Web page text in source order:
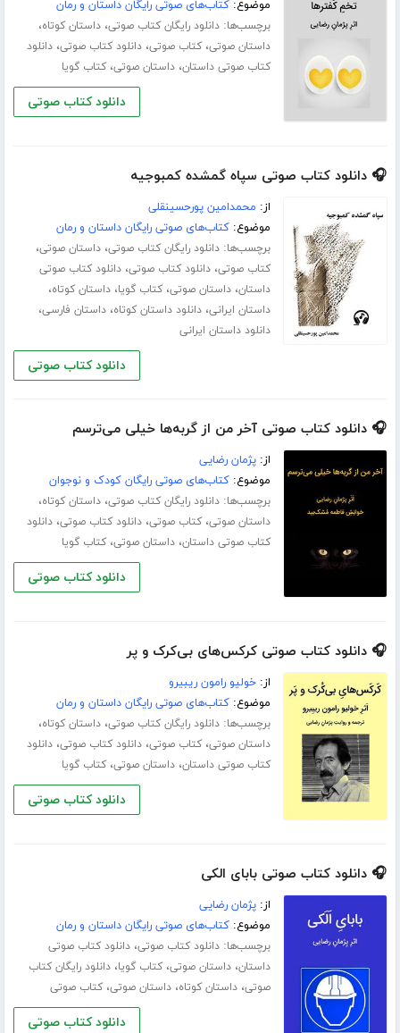
موضوع:کتاب‌های صوتی رایگان داستان و رمان
برچسب‌ها:دانلود رایگان کتاب صوتی،داستان کوتاه،
داستان صوتی،کتاب صوتی،دانلود کتاب صوتی،دانلود
کتاب صوتی داستان،داستان صوتی،کتاب گویا
دانلود کتاب صوتی
🎧 دانلود کتاب صوتی سپاه گمشده کمبوجیه
از: محمدامین پورحسینقلی
موضوع:کتاب‌های صوتی رایگان داستان و رمان
برچسب‌ها:دانلود رایگان کتاب صوتی،داستان صوتی،
کتاب صوتی،دانلود کتاب صوتی،دانلود کتاب صوتی
داستان،داستان صوتی،کتاب گویا،داستان کوتاه،
داستان ایرانی،دانلود داستان کوتاه،داستان فارسی،
دانلود داستان ایرانی
دانلود کتاب صوتی
🎧 دانلود کتاب صوتی آخر من از گربه‌ها خیلی می‌ترسم
از:پژمان رضایی
موضوع:کتاب‌های صوتی رایگان کودک و نوجوان
برچسب‌ها:دانلود رایگان کتاب صوتی،داستان کوتاه،
داستان صوتی،کتاب صوتی،دانلود کتاب صوتی،دانلود
کتاب صوتی داستان،داستان صوتی،کتاب گویا
دانلود کتاب صوتی
🎧 دانلود کتاب صوتی کرکس‌های بی‌کرک و پر
از:خولیو رامون ریبیرو
موضوع:کتاب‌های صوتی رایگان داستان و رمان
برچسب‌ها:دانلود رایگان کتاب صوتی،داستان کوتاه،
داستان صوتی،کتاب صوتی،دانلود کتاب صوتی،دانلود
کتاب صوتی داستان،داستان صوتی،کتاب گویا
دانلود کتاب صوتی
🎧 دانلود کتاب صوتی بابای الکی
از:پژمان رضایی
موضوع:کتاب‌های صوتی رایگان داستان و رمان
برچسب‌ها:دانلود کتاب صوتی،دانلود کتاب صوتی
داستان،داستان صوتی،کتاب گویا،دانلود رایگان کتاب
صوتی،داستان کوتاه،داستان صوتی،کتاب صوتی
دانلود کتاب صوتی